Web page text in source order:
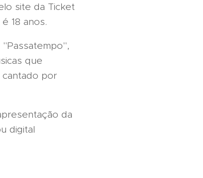
site da Ticket
18 anos.
que
cantado por
da
digital